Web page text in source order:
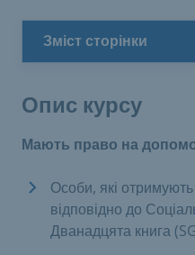
Зміст сторінки
Опис курсу
Мають право на
Особи, які
відповідно до
Дванадцята книга